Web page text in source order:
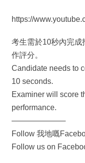
https://
考生需於10秒內完成
作評分。
Candidate needs to
10 seconds.
Examiner will score
performance.
———————
Follow 我地嘅
Follow us on